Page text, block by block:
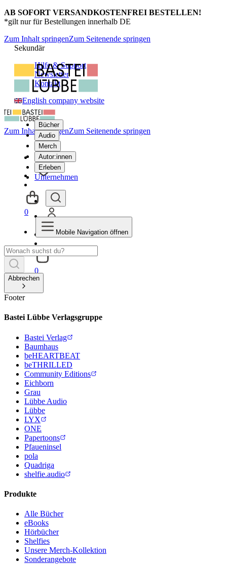
AB SOFORT VERSANDKOSTENFREI BESTELLEN!
*gilt nur für Bestellungen innerhalb DE
Zum Inhalt springenZum Seitenende springen
Sekundär
Hilfe & Support
Newsletter
Kontakt
English company website
Bücher
Audio
Merch
Autor:innen
Erleben
Unternehmen
0
Zum Inhalt springenZum Seitenende springen
0
Mobile Navigation öffnen
Abbrechen
Footer
Bastei Lübbe Verlagsgruppe
Bastei Verlag
Baumhaus
beHEARTBEAT
beTHRILLED
Community Editions
Eichborn
Grau
Lübbe Audio
Lübbe
LYX
ONE
Papertoons
Pfaueninsel
pola
Quadriga
shelfie.audio
Produkte
Alle Bücher
eBooks
Hörbücher
Shelfies
Unsere Merch-Kollektion
Sonderangebote